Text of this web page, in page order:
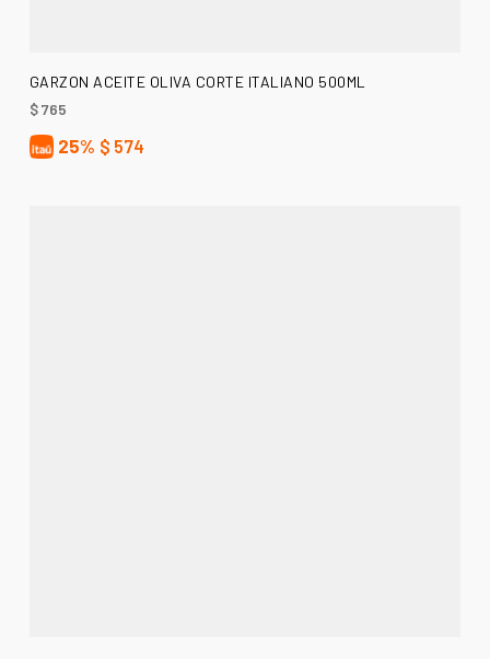
AÑADIR AL CARRITO
GARZON ACEITE OLIVA CORTE ITALIANO 500ML
$765
25% $ 574